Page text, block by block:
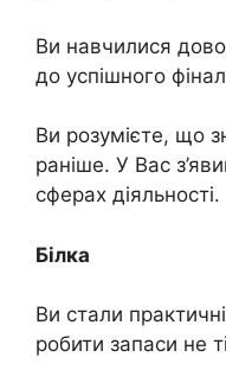
Ви навчилися
до успішного
Ви розумієте, що
раніше. У Вас
сферах діяльності.
Білка
Ви стали
робити запаси не